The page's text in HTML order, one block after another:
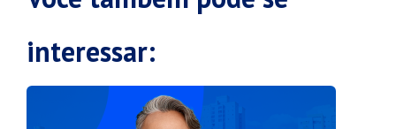
interessar: